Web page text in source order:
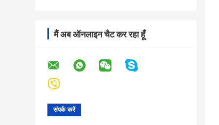
मैं अब ऑनलाइन चैट कर रहा हूँ